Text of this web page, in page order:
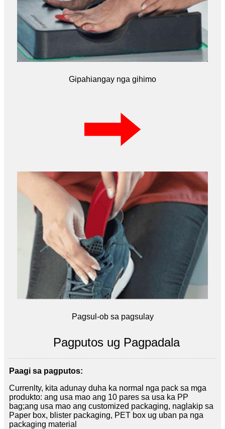
Gipahiangay nga gihimo
Pagsul-ob sa pagsulay
Pagputos ug Pagpadala
Paagi sa pagputos:
Currenlty, kita adunay duha ka normal nga pack sa mga
produkto: ang usa mao ang 10 pares sa usa ka PP
bag;ang usa mao ang customized packaging, naglakip sa
Paper box, blister packaging, PET box ug uban pa nga
packaging material